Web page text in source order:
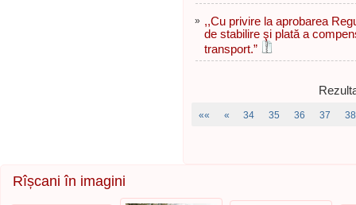
» ,,Cu privire la aprobarea
de stabilire şi plată a
transport.”
«« « 34 35 36 37 38
Rîșcani în imagini